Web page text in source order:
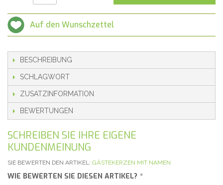
Auf den Wunschzettel
BESCHREIBUNG
SCHLAGWORT
ZUSATZINFORMATION
BEWERTUNGEN
SCHREIBEN SIE IHRE EIGENE
KUNDENMEINUNG
SIE BEWERTEN DEN ARTIKEL: GÄSTEKERZEN MIT NAMEN
WIE BEWERTEN SIE DIESEN ARTIKEL? *